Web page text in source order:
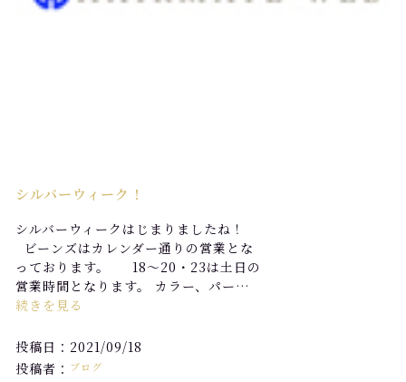
シルバーウィーク！
シルバーウィークはじまりましたね！
ビーンズはカレンダー通りの営業とな
っております。 18〜20・23は土日の
営業時間となります。 カラー、パー…
続きを見る
投稿日：2021/09/18
投稿者： ブログ